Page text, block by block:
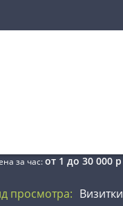
за час:от 1 до 30 000р
просмотра: Визитки